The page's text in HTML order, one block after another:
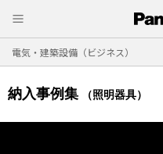
電気・建築設備（ビジネス）
納入事例集 （照明器具）